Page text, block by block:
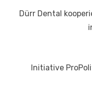
Vorheriger
Dürr Dental
NächsterInitiative